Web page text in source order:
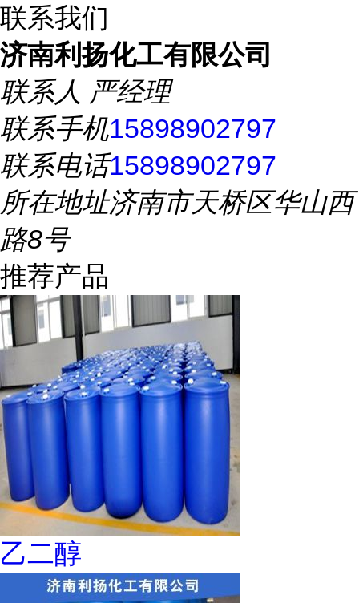
联系我们
济南利扬化工有限公司
联系人 严经理
联系手机15898902797
联系电话15898902797
所在地址济南市天桥区华山西
路8号
推荐产品
乙二醇